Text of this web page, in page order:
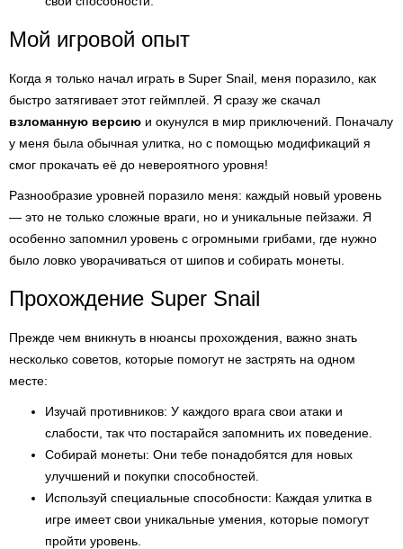
Мой игровой опыт
Когда я только начал играть в Super Snail, меня поразило, как
быстро затягивает этот геймплей. Я сразу же скачал
взломанную версию и окунулся в мир приключений. Поначалу
у меня была обычная улитка, но с помощью модификаций я
смог прокачать её до невероятного уровня!
Разнообразие уровней поразило меня: каждый новый уровень
— это не только сложные враги, но и уникальные пейзажи. Я
особенно запомнил уровень с огромными грибами, где нужно
было ловко уворачиваться от шипов и собирать монеты.
Прохождение Super Snail
Прежде чем вникнуть в нюансы прохождения, важно знать
несколько советов, которые помогут не застрять на одном
месте:
Изучай противников: У каждого врага свои атаки и
слабости, так что постарайся запомнить их поведение.
Собирай монеты: Они тебе понадобятся для новых
улучшений и покупки способностей.
Используй специальные способности: Каждая улитка в
игре имеет свои уникальные умения, которые помогут
пройти уровень.